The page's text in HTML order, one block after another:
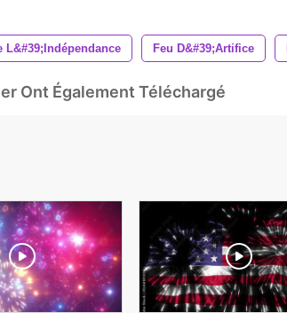
L&#39;indépendance Feu D&#39;artifice
Ont Également Téléchargé